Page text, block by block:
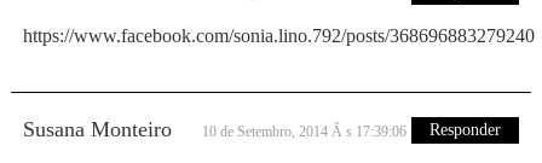
https://www.facebook.com/sonia.lino.792/posts/368696883279240
Susana Monteiro 10 de Setembro, 2014 Ã s 17:39:06 Responder